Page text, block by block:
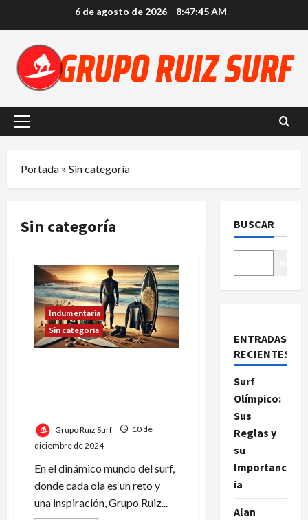
contenido
6 de agosto de 2026 8:47:46 AM
Menú
Portada » Sin categoría
Sin categoría
Indumentaria
Sin categoría
Grupo Ruiz Surf
10 de
diciembre de 2024
En el dinámico mundo del surf,
donde cada ola es un reto y
una inspiración, Grupo Ruiz...
BUSCAR
ENTRADAS
RECIENTES
Surf
Olímpico:
Sus
Reglas y
su
Importanc
ia
Alan